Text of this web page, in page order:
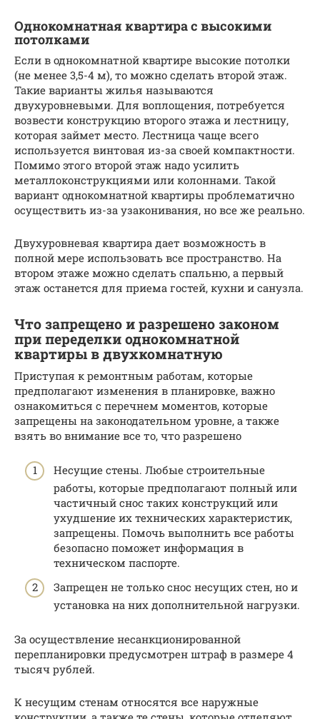
Однокомнатная квартира с высокими
потолками
Если в однокомнатной квартире высокие потолки
(не менее 3,5-4 м), то можно сделать второй этаж.
Такие варианты жилья называются
двухуровневыми. Для воплощения, потребуется
возвести конструкцию второго этажа и лестницу,
которая займет место. Лестница чаще всего
используется винтовая из-за своей компактности.
Помимо этого второй этаж надо усилить
металлоконструкциями или колоннами. Такой
вариант однокомнатной квартиры проблематично
осуществить из-за узаконивания, но все же реально.
Двухуровневая квартира дает возможность в
полной мере использовать все пространство. На
втором этаже можно сделать спальню, а первый
этаж останется для приема гостей, кухни и санузла.
Что запрещено и разрешено законом
при переделки однокомнатной
квартиры в двухкомнатную
Приступая к ремонтным работам, которые
предполагают изменения в планировке, важно
ознакомиться с перечнем моментов, которые
запрещены на законодательном уровне, а также
взять во внимание все то, что разрешено
Несущие стены. Любые строительные
работы, которые предполагают полный или
частичный снос таких конструкций или
ухудшение их технических характеристик,
запрещены. Помочь выполнить все работы
безопасно поможет информация в
техническом паспорте.
Запрещен не только снос несущих стен, но и
установка на них дополнительной нагрузки.
За осуществление несанкционированной
перепланировки предусмотрен штраф в размере 4
тысяч рублей.
К несущим стенам относятся все наружные